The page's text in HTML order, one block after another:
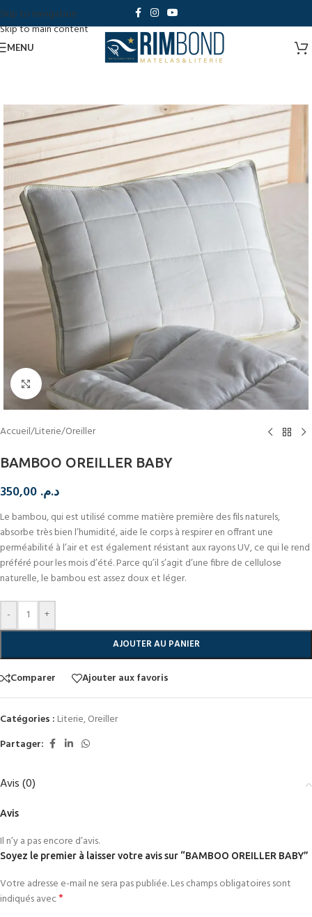
Skip to navigation
Skip to main content
MENU
Cliquez pour agrandir
Accueil/Literie/Oreiller
BAMBOO OREILLER BABY
د.م.
Le bambou, qui est utilisé comme matière première des fils naturels,
absorbe très bien l’humidité, aide le corps à respirer en offrant une
perméabilité à l’air et est également résistant aux rayons UV, ce qui le rend
préféré pour les mois d’été. Parce qu’il s’agit d’une fibre de cellulose
naturelle, le bambou est assez doux et léger.
- +
AJOUTER AU PANIER
Comparer Ajouter aux favoris
Catégories : Literie,Oreiller
Partager:
Avis (0)
Avis
Il n’y a pas encore d’avis.
Soyez le premier à laisser votre avis sur “BAMBOO OREILLER BABY”
Votre adresse e-mail ne sera pas publiée.Les champs obligatoires sont
indiqués avec*